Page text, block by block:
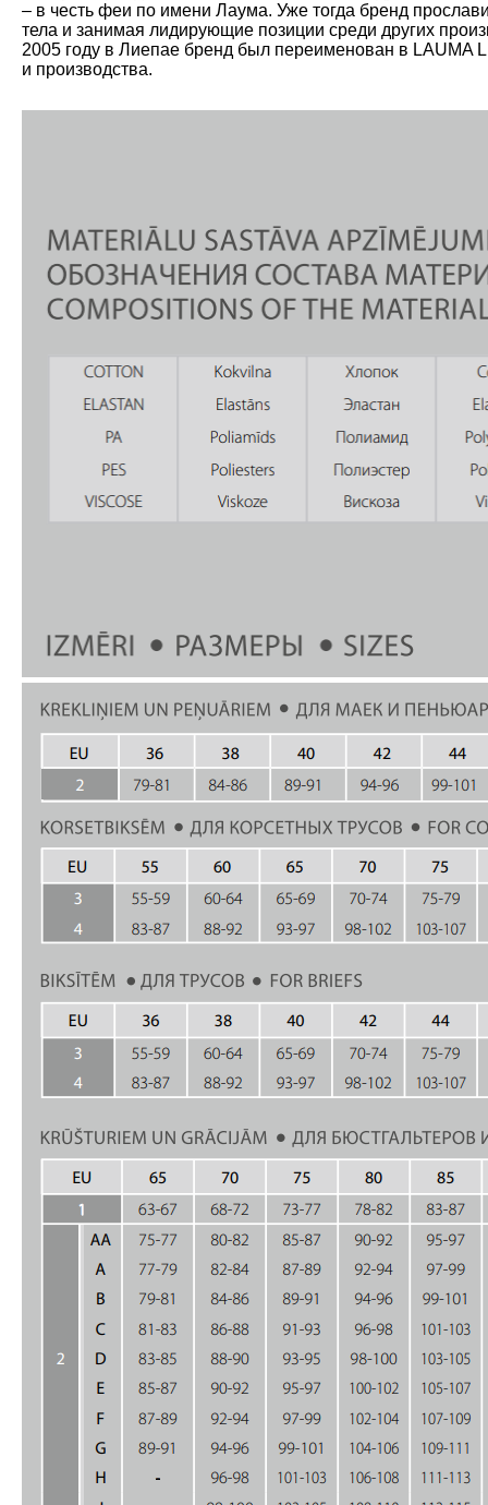
– в честь феи по имени Лаума. Уже тогда бренд
тела и занимая лидирующие позиции среди других
2005 году в Лиепае бренд был переименован в LAUMA
и производства.